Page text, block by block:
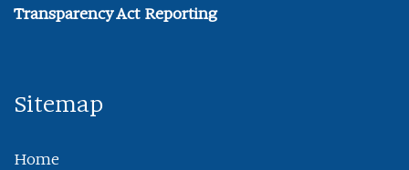
Transparency Act Reporting
Sitemap
Home